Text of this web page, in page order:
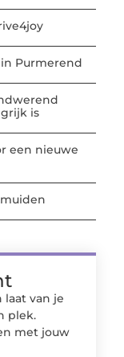
Purmerend
is
een nieuwe
van je
plek.
met jouw